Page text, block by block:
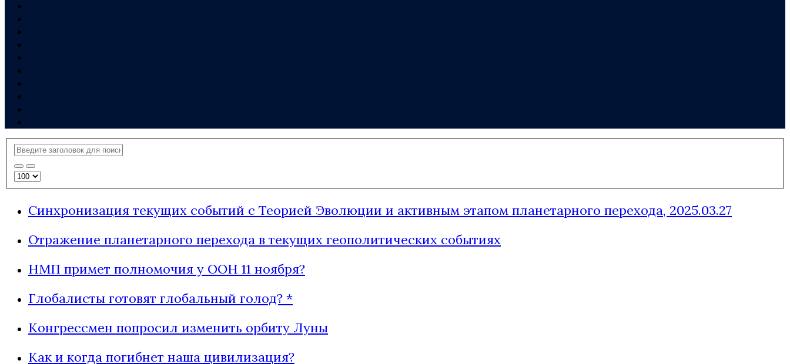
Синхронизация текущих событий с Теорией Эволюции и активным этапом планетарного перехода, 2025.03.27
Отражение планетарного перехода в текущих геополитических событиях
НМП примет полномочия у ООН 11 ноября?
Глобалисты готовят глобальный голод? *
Конгрессмен попросил изменить орбиту Луны
Как и когда погибнет наша цивилизация?